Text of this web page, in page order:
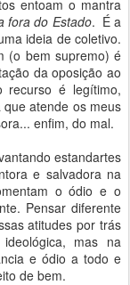
entoam o mantra
fora do Estado. É a
ideia de coletivo.
(o bem supremo) é
da oposição ao
é legítimo,
atende os meus
enfim, do mal.
estandartes
e salvadora na
o ódio e o
Pensar diferente
atitudes por trás
mas na
e ódio a todo e
de bem.